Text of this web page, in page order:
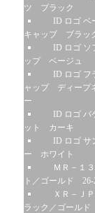
ツ ブラック
ID ロゴ ベ
キャップ ブラ
ID ロゴ ソ
ップ ベージュ
ID ロゴ
ャップ ディープ
ー
ID ロゴ
ット カーキ
ID ロゴ
ー ホワイト
ＭＲ－１
ト／ゴールド
ＸＲ－Ｊ
ラック／ゴール